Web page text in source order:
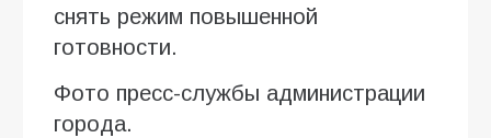
снять режим повышенной
готовности.
Фото пресс-службы администрации
города.